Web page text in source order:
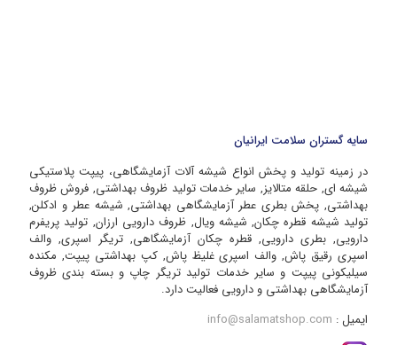
سایه گستران سلامت ایرانیان
در زمینه تولید و پخش انواع شیشه آلات آزمایشگاهی، پیپت پلاستیکی
شیشه ای, حلقه متالایز, سایر خدمات تولید ظروف بهداشتی, فروش ظروف
بهداشتی, پخش بطری عطر آزمایشگاهی بهداشتی, شیشه عطر و ادکلن,
تولید شیشه قطره چکان, شیشه ویال, ظروف دارویی ارزان, تولید پریفرم
دارویی, بطری دارویی, قطره چکان آزمایشگاهی, تریگر اسپری, والف
اسپری رقیق پاش, والف اسپری غلیظ پاش, کپ بهداشتی پیپت, مکنده
سیلیکونی پیپت و سایر خدمات تولید تریگر چاپ و بسته بندی ظروف
آزمایشگاهی بهداشتی و دارویی فعالیت دارد.
ایمیل : info@salamatshop.com